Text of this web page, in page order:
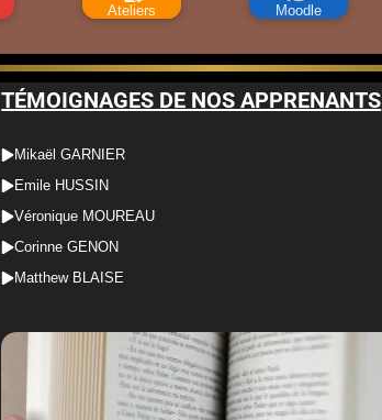
Ateliers Moodle
TÉMOIGNAGES DE NOS APPRENANTS
Mikaël GARNIER
Emile HUSSIN
Véronique MOUREAU
Corinne GENON
Matthew BLAISE